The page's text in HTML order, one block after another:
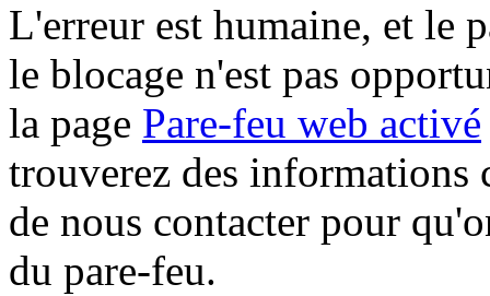
L'erreur est humaine, et le
le blocage n'est pas
la page Pare-feu web activé
trouverez des informations
de nous contacter pour
du pare-feu.